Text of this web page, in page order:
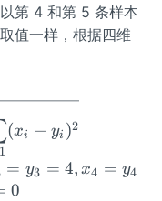
第 4 和第 5 条样本
值一样，根据四维
1
(xi − yi )2
= y3 = 4, x4 = y4
0